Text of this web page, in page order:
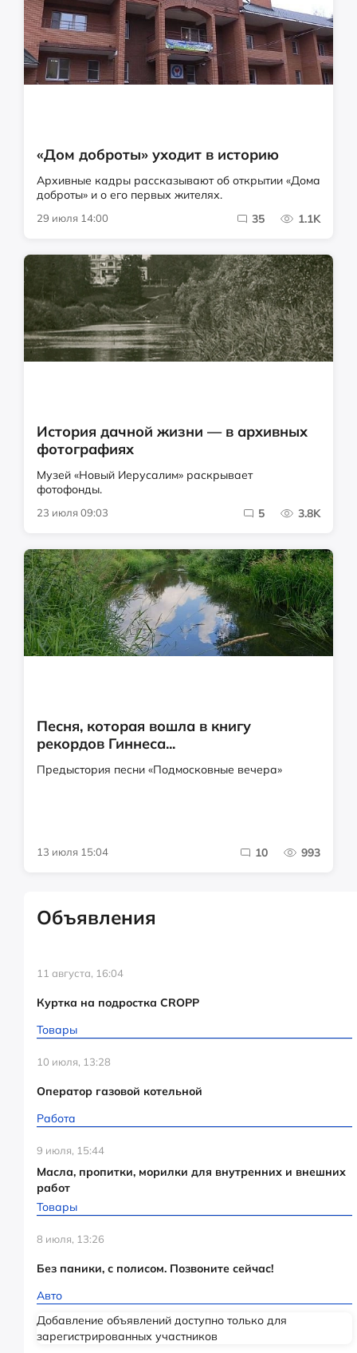
«Дом доброты» уходит в историю
Архивные кадры рассказывают об открытии «Дома
доброты» и о его первых жителях.
29 июля 14:00 35 1.1K
История дачной жизни — в архивных
фотографиях
Музей «Новый Иерусалим» раскрывает
фотофонды.
23 июля 09:03 5 3.8K
Песня, которая вошла в книгу
рекордов Гиннеса...
Предыстория песни «Подмосковные вечера»
13 июля 15:04 10 993
Объявления
11 августа, 16:04
Куртка на подростка CROPP
Товары
10 июля, 13:28
Оператор газовой котельной
Работа
9 июля, 15:44
Масла, пропитки, морилки для внутренних и внешних
работ
Товары
8 июля, 13:26
Без паники, с полисом. Позвоните сейчас!
Авто
Добавление объявлений доступно только для
зарегистрированных участников